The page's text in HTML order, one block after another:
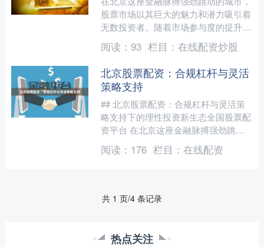
股票市场以其巨大的魅力和潜力吸引着
无数投资者。随着市场参与度的提升，
“股票配资”这一杠杆工具逐渐进入大众
视野。它如同一把双刃剑....
阅读： 93 栏目： 在线配资炒股
北京股票配资：合规杠杆与灵活
策略支持
## 北京股票配资：合规杠杆与灵活策
略支持下的理性投资新生态全国股票配
资平台 在北京这座金融脉搏强劲跳动
的城市，股票市场以其独特的魅力吸引
着无数投资者的目光。随....
阅读： 176 栏目： 在线配资
共 1 页/4 条记录
热点关注